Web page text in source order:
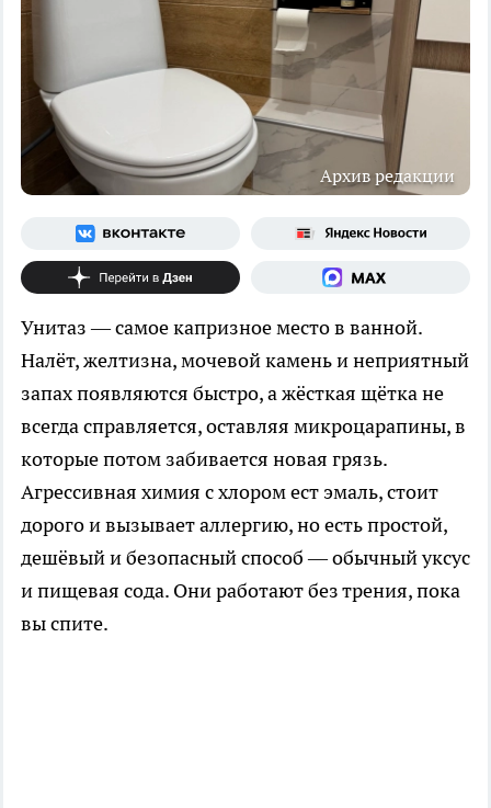
Архив редакции
Унитаз — самое капризное место в ванной.
Налёт, желтизна, мочевой камень и неприятный
запах появляются быстро, а жёсткая щётка не
всегда справляется, оставляя микроцарапины, в
которые потом забивается новая грязь.
Агрессивная химия с хлором ест эмаль, стоит
дорого и вызывает аллергию, но есть простой,
дешёвый и безопасный способ — обычный уксус
и пищевая сода. Они работают без трения, пока
вы спите.